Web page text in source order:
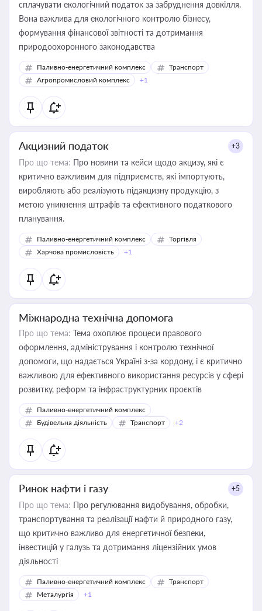
сплачувати екологічний податок за забруднення довкілля.
Вона важлива для екологічного контролю бізнесу,
формування фінансової звітності та дотримання
природоохоронного законодавства
Паливно-енергетичний комплекс
Транспорт
Агропромисловий комплекс
+1
Акцизний податок +3
Про що тема: Про новини та кейси щодо акцизу, які є
критично важливим для підприємств, які імпортують,
виробляють або реалізують підакцизну продукцію, з
метою уникнення штрафів та ефективного податкового
планування.
Паливно-енергетичний комплекс
Торгівля
Харчова промисловість
+1
Міжнародна технічна допомога
Про що тема: Тема охоплює процеси правового
оформлення, адміністрування і контролю технічної
допомоги, що надається Україні з-за кордону, і є критично
важливою для ефективного використання ресурсів у сфері
розвитку, реформ та інфраструктурних проєктів
Паливно-енергетичний комплекс
Будівельна діяльність
Транспорт +2
Ринок нафти і газу +5
Про що тема: Про регулювання видобування, обробки,
транспортування та реалізації нафти й природного газу,
що критично важливо для енергетичної безпеки,
інвестицій у галузь та дотримання ліцензійних умов
діяльності
Паливно-енергетичний комплекс
Транспорт
Металургія
+1